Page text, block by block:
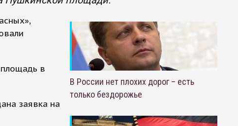
в
заявка на
В России нет плохих дорог – есть
только бездорожье